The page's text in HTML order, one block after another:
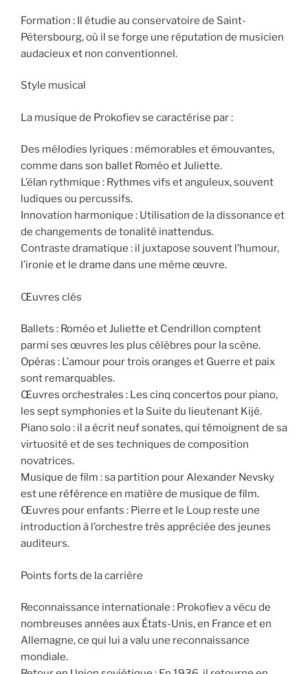
Formation : Il étudie au conservatoire de Saint-
Pétersbourg, où il se forge une réputation de musicien
audacieux et non conventionnel.
Style musical
La musique de Prokofiev se caractérise par :
Des mélodies lyriques : mémorables et émouvantes,
comme dans son ballet Roméo et Juliette.
L’élan rythmique : Rythmes vifs et anguleux, souvent
ludiques ou percussifs.
Innovation harmonique : Utilisation de la dissonance et
de changements de tonalité inattendus.
Contraste dramatique : il juxtapose souvent l’humour,
l’ironie et le drame dans une même œuvre.
Œuvres clés
Ballets : Roméo et Juliette et Cendrillon comptent
parmi ses œuvres les plus célèbres pour la scène.
Opéras : L’amour pour trois oranges et Guerre et paix
sont remarquables.
Œuvres orchestrales : Les cinq concertos pour piano,
les sept symphonies et la Suite du lieutenant Kijé.
Piano solo : il a écrit neuf sonates, qui témoignent de sa
virtuosité et de ses techniques de composition
novatrices.
Musique de film : sa partition pour Alexander Nevsky
est une référence en matière de musique de film.
Œuvres pour enfants : Pierre et le Loup reste une
introduction à l’orchestre très appréciée des jeunes
auditeurs.
Points forts de la carrière
Reconnaissance internationale : Prokofiev a vécu de
nombreuses années aux États-Unis, en France et en
Allemagne, ce qui lui a valu une reconnaissance
mondiale.